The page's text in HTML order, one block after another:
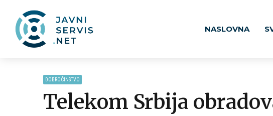
NASLOVNA
DOBROČINSTVO
Telekom Srbija